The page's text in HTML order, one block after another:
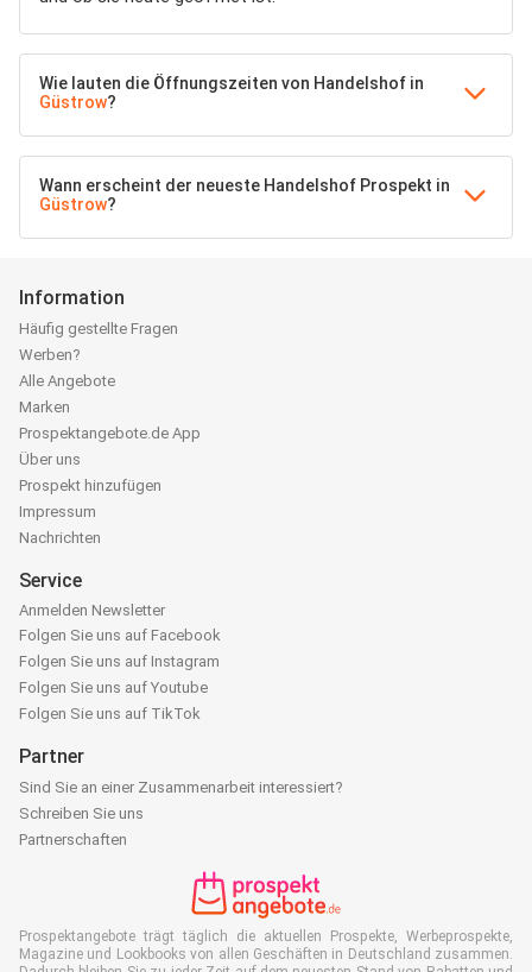
Wie lauten die Öffnungszeiten von Handelshof in
Güstrow?
Wann erscheint der neueste Handelshof Prospekt in
Güstrow?
Information
Häufig gestellte Fragen
Werben?
Alle Angebote
Marken
Prospektangebote.de App
Über uns
Prospekt hinzufügen
Impressum
Nachrichten
Service
Anmelden Newsletter
Folgen Sie uns auf Facebook
Folgen Sie uns auf Instagram
Folgen Sie uns auf Youtube
Folgen Sie uns auf TikTok
Partner
Sind Sie an einer Zusammenarbeit interessiert?
Schreiben Sie uns
Partnerschaften
Prospektangebote trägt täglich die aktuellen Prospekte, Werbeprospekte,
Magazine und Lookbooks von allen Geschäften in Deutschland zusammen.